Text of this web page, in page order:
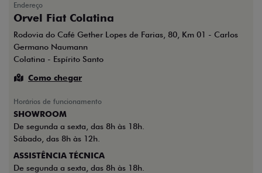
Endereço
Orvel Fiat Colatina
Rodovia do Café Gether Lopes de Farias, 80, Km 01 - Carlos
Germano Naumann
Colatina - Espírito Santo
Como chegar
Horários de funcionamento
SHOWROOM
De segunda a sexta, das 8h às 18h.
Sábado, das 8h às 12h.
ASSISTÊNCIA TÉCNICA
De segunda a sexta, das 8h às 18h.